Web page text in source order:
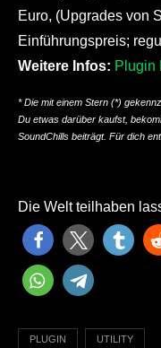
Euro, (Upgrades von
Einführungspreis;
Weitere Infos: Plugin
* Die mit einem Stern (*)
Du etwas darüber kaufst,
SoundChills beiträgt. Für dich
Die Welt teilhaben
PLUGIN UTILITY